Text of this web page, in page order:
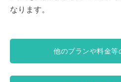
なります。
他のプランや料金等